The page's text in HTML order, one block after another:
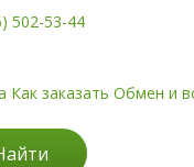
502-53-44
Как заказать Обмен и